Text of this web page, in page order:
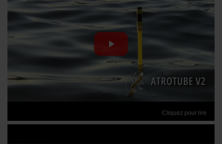
Cliquez pour lire